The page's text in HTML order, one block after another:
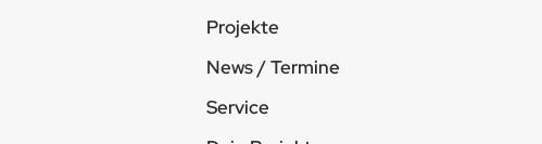
Projekte
News / Termine
Service